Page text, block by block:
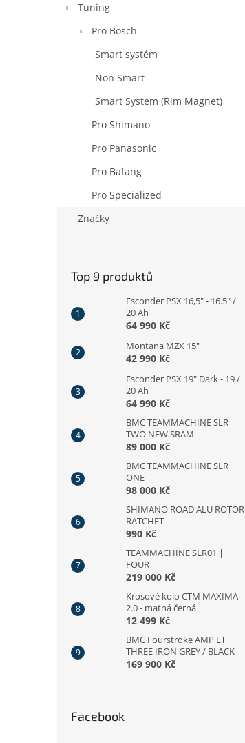
Tuning
Pro Bosch
Smart systém
Non Smart
Smart System (Rim Magnet)
Pro Shimano
Pro Panasonic
Pro Bafang
Pro Specialized
Značky
Top 9 produktů
Esconder PSX 16,5" - 16.5" /
20 Ah
64 990 Kč
Montana MZX 15"
42 990 Kč
Esconder PSX 19" Dark - 19 /
20 Ah
64 990 Kč
BMC TEAMMACHINE SLR
TWO NEW SRAM
89 000 Kč
BMC TEAMMACHINE SLR |
ONE
98 000 Kč
SHIMANO ROAD ALU ROTOR
RATCHET
990 Kč
TEAMMACHINE SLR01 |
FOUR
219 000 Kč
Krosové kolo CTM MAXIMA
2.0 - matná černá
12 499 Kč
BMC Fourstroke AMP LT
THREE IRON GREY / BLACK
169 900 Kč
Facebook